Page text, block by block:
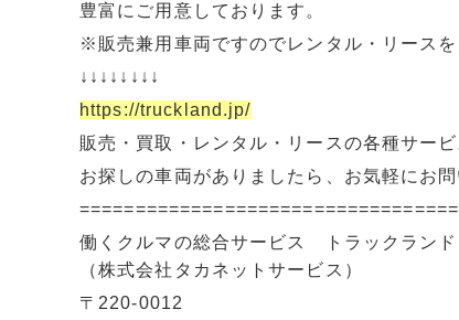
豊富にご用意しております。
※販売兼用車両ですのでレンタル・リース
↓↓↓↓↓↓↓↓
https://truckland.jp/
販売・買取・レンタル・リースの各種サービ
お探しの車両がありましたら、お気軽にお問
働くクルマの総合サービス トラックランド
（株式会社タカネットサービス）
〒220-0012